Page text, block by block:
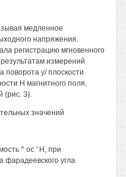
медленное
напряжения.
регистрацию мгновенного
измерений
поворота у/ плоскости
Н магнитного поля,
(рис. 3).
значений
^ ос ' Н, при
фарадеевского угла